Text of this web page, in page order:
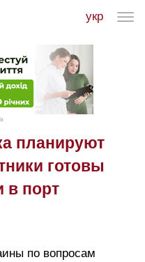
укр
планируют
готовы
в порт
по вопросам